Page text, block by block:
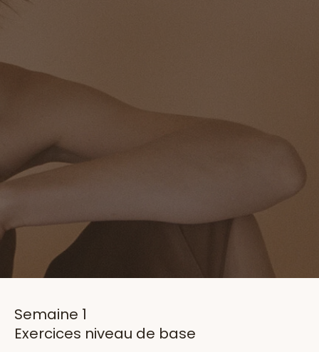
Semaine 1
Exercices niveau de base